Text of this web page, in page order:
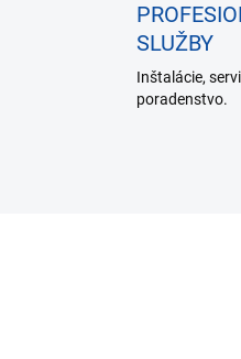
SLUŽBY
Inštalácie,
poradenstvo.